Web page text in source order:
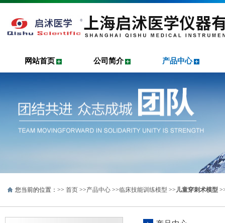
网站首页 公司简介 产品中心
您当前的位置：>> 首页 >>产品中心 >>临床技能训练模型 >>儿童穿刺术模型